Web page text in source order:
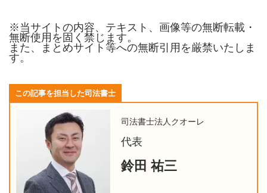
※当サイトの内容、テキスト、画像等の無断転載・
無断使用を固く禁じます。
また、まとめサイト等への無断引用を厳禁いたしま
す。
この記事を担当した司法書士
司法書士法人クオーレ
代表
鈴田 祐三